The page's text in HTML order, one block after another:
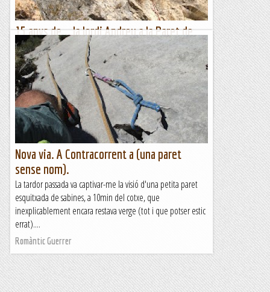
15 anys de... la Jordi Andreu a la Paret de
l'Ós.
Quan vaig començar a escalar, ja vaig sentir a parlar d'una
paret de bones dimensins al costat de Camarasa però la
meva informació del lloc era moooolt minsa, així que va...
Romàntic Guerrer
Nova via. A Contracorrent a (una paret
sense nom).
La tardor passada va captivar-me la visió d'una petita paret
esquitxada de sabines, a 10min del cotxe, que
inexplicablement encara restava verge (tot i que potser estic
errat)....
Romàntic Guerrer